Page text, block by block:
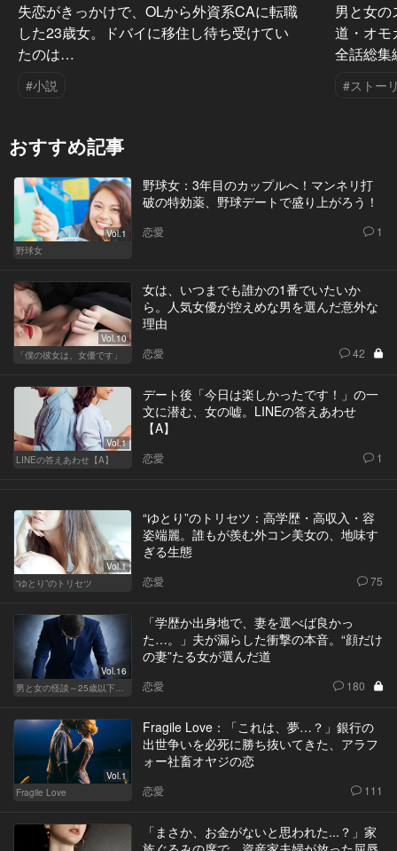
失恋がきっかけで、OLから外資系CAに転職
した23歳女。ドバイに移住し待ち受けてい
たのは…
#小説
男と女
道・オモ
全話総集
#ストー
おすすめ記事
Vol.1
野球女
野球女：3年目のカップルへ！マンネリ打
破の特効薬、野球デートで盛り上がろう！
恋愛 1
Vol.10
「僕の彼女は、女優です」
女は、いつまでも誰かの1番でいたいか
ら。人気女優が控えめな男を選んだ意外な
理由
恋愛 42
Vol.1
LINEの答えあわせ【A】
デート後「今日は楽しかったです！」の一
文に潜む、女の嘘。LINEの答えあわせ
【A】
恋愛 1
Vol.1
“ゆとり”のトリセツ
“ゆとり”のトリセツ：高学歴・高収入・容
姿端麗。誰もが羨む外コン美女の、地味す
ぎる生態
恋愛 75
Vol.16
男と女の怪談～25歳以下閲覧禁止～
「学歴か出身地で、妻を選べば良かっ
た…。」夫が漏らした衝撃の本音。“顔だけ
の妻”たる女が選んだ道
恋愛 180
Vol.1
Fragile Love
Fragile Love：「これは、夢…？」銀行の
出世争いを必死に勝ち抜いてきた、アラフ
ォー社畜オヤジの恋
恋愛 111
「まさか、お金がないと思われた...？」家